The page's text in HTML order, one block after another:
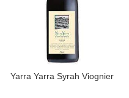
​Yarra Yarra Syrah Viognier